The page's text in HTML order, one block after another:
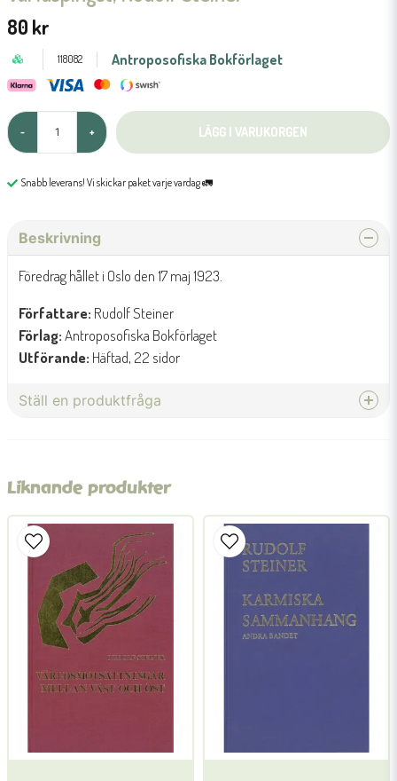
80 kr
118082 Antroposofiska Bokförlaget
- + LÄGG I VARUKORGEN
Snabb leverans! Vi skickar paket varje vardag 🚛
Beskrivning
Föredrag hållet i Oslo den 17 maj 1923.
Författare: Rudolf Steiner
Förlag:Antroposofiska Bokförlaget
Utförande: Häftad, 22 sidor
Ställ en produktfråga
name
Namn
emailMejladress
Ja, ni får publicera min fråga
Liknande produkter